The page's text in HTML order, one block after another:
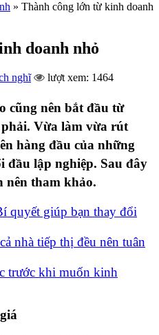
» Thành công lớn từ kinh doanh
doanh nhỏ
nghĩ lượt xem: 1464
cũng nên bắt đầu từ
Vừa làm vừa rút
hàng đầu của những
đầu lập nghiệp. Sau đây
nên tham khảo.
quyết giúp bạn thay đổi
nhà tiếp thị đều nên tuân
trước khi muốn kinh